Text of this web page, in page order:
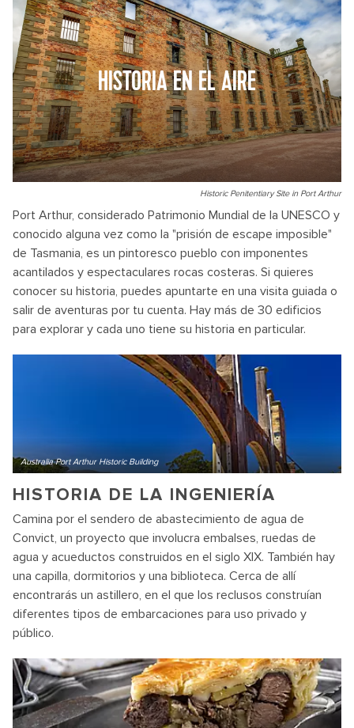
HISTORIA EN EL AIRE
Historic Penitentiary Site in Port Arthur
Port Arthur, considerado Patrimonio Mundial de la UNESCO y
conocido alguna vez como la "prisión de escape imposible"
de Tasmania, es un pintoresco pueblo con imponentes
acantilados y espectaculares rocas costeras. Si quieres
conocer su historia, puedes apuntarte en una visita guiada o
salir de aventuras por tu cuenta. Hay más de 30 edificios
para explorar y cada uno tiene su historia en particular.
Australia Port Arthur Historic Building
HISTORIA DE LA INGENIERÍA
Camina por el sendero de abastecimiento de agua de
Convict, un proyecto que involucra embalses, ruedas de
agua y acueductos construidos en el siglo XIX. También hay
una capilla, dormitorios y una biblioteca. Cerca de allí
encontrarás un astillero, en el que los reclusos construían
diferentes tipos de embarcaciones para uso privado y
público.